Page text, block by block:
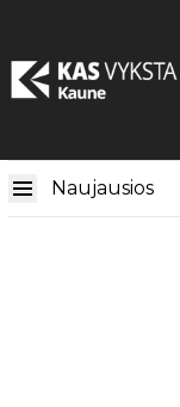
Naujausios